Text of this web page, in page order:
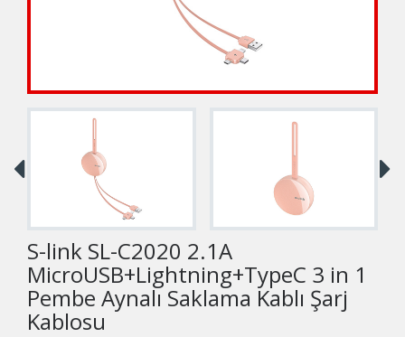
S-link SL-C2020 2.1A
MicroUSB+Lightning+TypeC 3 in 1
Pembe Aynalı Saklama Kablı Şarj
Kablosu